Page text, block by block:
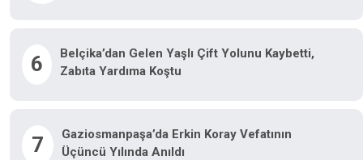
6
Belçika’dan Gelen Yaşlı Çift Yolunu Kaybetti,
Zabıta Yardıma Koştu
7
Gaziosmanpaşa’da Erkin Koray Vefatının
Üçüncü Yılında Anıldı